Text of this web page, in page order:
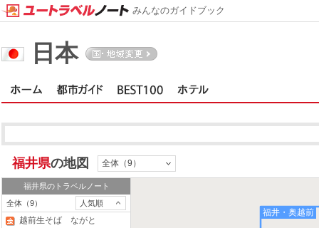
日本
福井県の地図 全体（9）
福井県のトラベルノート
全体（9）
人気順
越前生そば ながと
福井・奥越前
みんなのガイドブック